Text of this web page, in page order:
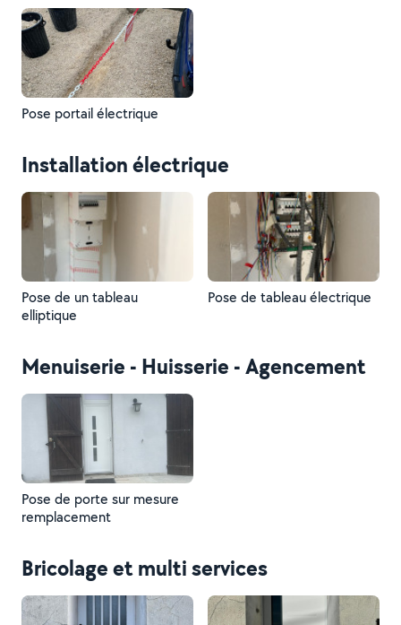
Pose portail électrique
Installation électrique
Pose de un tableau
elliptique
Pose de tableau électrique
Menuiserie - Huisserie - Agencement
Pose de porte sur mesure
remplacement
Bricolage et multi services